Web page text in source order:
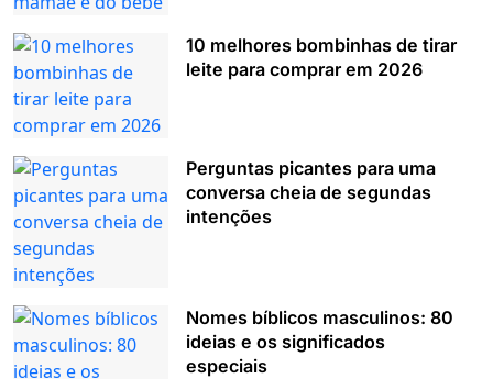
10 melhores bombinhas de tirar
leite para comprar em 2026
Perguntas picantes para uma
conversa cheia de segundas
intenções
Nomes bíblicos masculinos: 80
ideias e os significados
especiais